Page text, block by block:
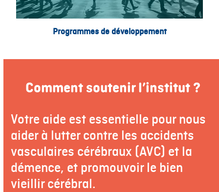
Programmes de développement
Comment soutenir l’institut ?
Votre aide est essentielle pour nous
aider à lutter contre les accidents
vasculaires cérébraux (AVC) et la
démence, et promouvoir le bien
vieillir cérébral.